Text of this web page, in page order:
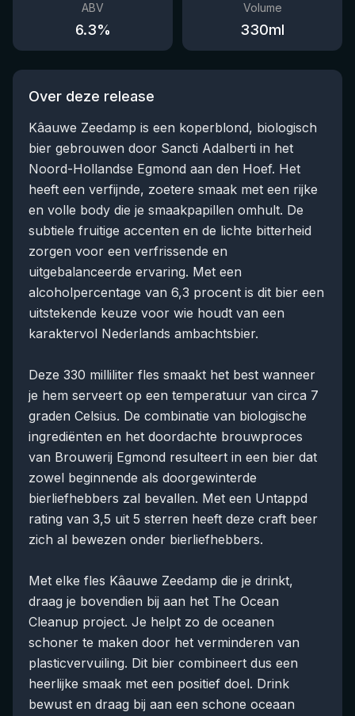
ABV
6.3%
Volume
330ml
Over deze release
Kâauwe Zeedamp is een koperblond, biologisch
bier gebrouwen door Sancti Adalberti in het
Noord-Hollandse Egmond aan den Hoef. Het
heeft een verfijnde, zoetere smaak met een rijke
en volle body die je smaakpapillen omhult. De
subtiele fruitige accenten en de lichte bitterheid
zorgen voor een verfrissende en
uitgebalanceerde ervaring. Met een
alcoholpercentage van 6,3 procent is dit bier een
uitstekende keuze voor wie houdt van een
karaktervol Nederlands ambachtsbier.
Deze 330 milliliter fles smaakt het best wanneer
je hem serveert op een temperatuur van circa 7
graden Celsius. De combinatie van biologische
ingrediënten en het doordachte brouwproces
van Brouwerij Egmond resulteert in een bier dat
zowel beginnende als doorgewinterde
bierliefhebbers zal bevallen. Met een Untappd
rating van 3,5 uit 5 sterren heeft deze craft beer
zich al bewezen onder bierliefhebbers.
Met elke fles Kâauwe Zeedamp die je drinkt,
draag je bovendien bij aan het The Ocean
Cleanup project. Je helpt zo de oceanen
schoner te maken door het verminderen van
plasticvervuiling. Dit bier combineert dus een
heerlijke smaak met een positief doel. Drink
bewust en draag bij aan een schone oceaan